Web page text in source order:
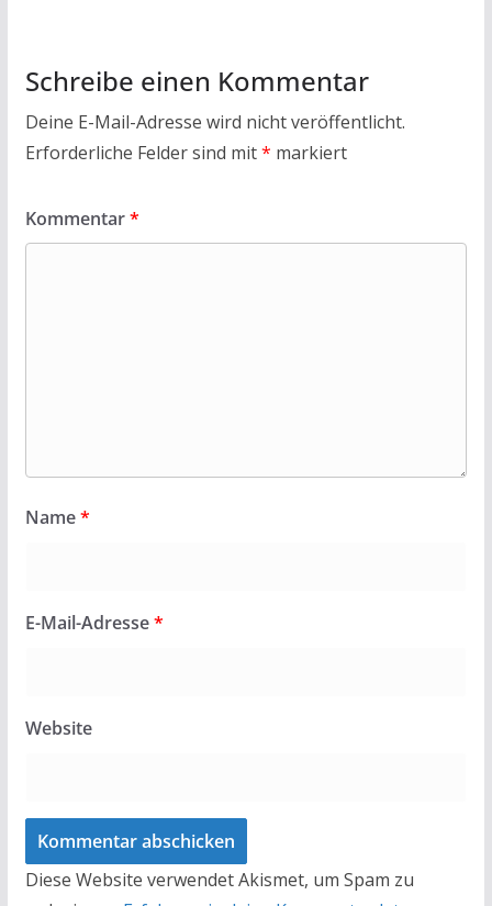
Schreibe einen Kommentar
Deine E-Mail-Adresse wird nicht veröffentlicht.
Erforderliche Felder sind mit* markiert
Kommentar*
Name*
E-Mail-Adresse*
Website
Diese Website verwendet Akismet, um Spam zu